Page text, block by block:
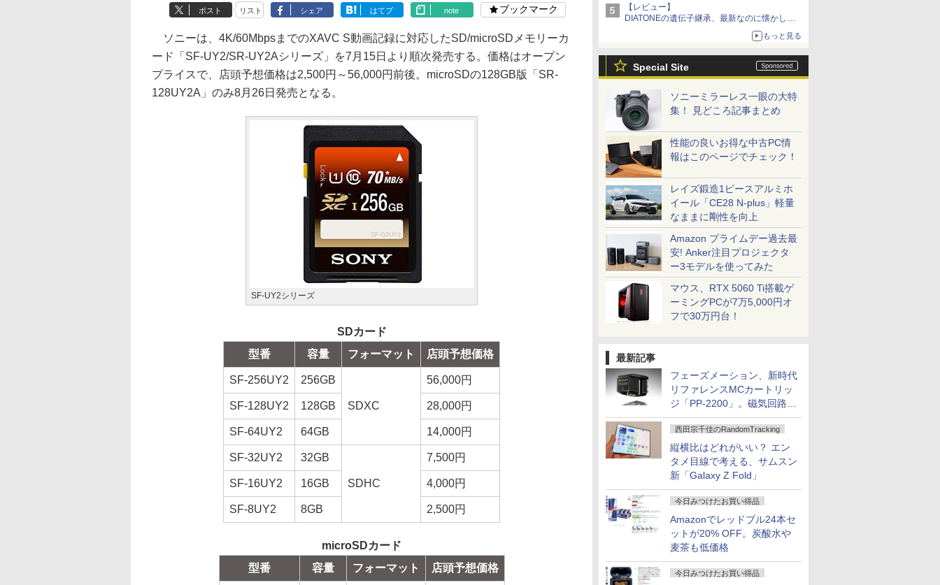
【レビュー】
DIATONEの遺伝子継承、最新なのに懐かし
い“惚れる音”Tecnologia e Cuore「DS-TC52B」
もっと見る
Special Site
ソニーミラーレス一眼の大特
集！ 見どころ記事まとめ
性能の良いお得な中古PC情
報はこのページでチェック！
レイズ鍛造1ピースアルミホ
イール「CE28 N-plus」軽量
なままに剛性を向上
Amazon プライムデー過去最
安! Anker注目プロジェクタ
ー3モデルを使ってみた
マウス、RTX 5060 Ti搭載ゲ
ーミングPCが7万5,000円オ
フで30万円台！
最新記事
フェーズメーション、新時代
リファレンスMCカートリッ
ジ「PP-2200」。磁気回路や
ハウジングを根本から見直し
西田宗千佳のRandomTracking
縦横比はどれがいい？ エン
タメ目線で考える、サムスン
新「Galaxy Z Fold」
今日みつけたお買い得品
Amazonでレッドブル24本セ
ットが20% OFF。炭酸水や
麦茶も低価格
今日みつけたお買い得品
ポスト リスト シェア はてブ note ブックマーク
ソニーは、4K/60MbpsまでのXAVC S動画記録に対応したSD/microSDメモリーカ
ード「SF-UY2/SR-UY2Aシリーズ」を7月15日より順次発売する。価格はオープン
プライスで、店頭予想価格は2,500円～56,000円前後。microSDの128GB版「SR-
128UY2A」のみ8月26日発売となる。
SF-UY2シリーズ
SDカード
型番
容量 フォーマット 店頭予想価格
SF-256UY2 256GB
SDXC
56,000円
SF-128UY2 128GB 28,000円
SF-64UY2 64GB 14,000円
SF-32UY2 32GB
SDHC
7,500円
SF-16UY2 16GB 4,000円
SF-8UY2 8GB 2,500円
microSDカード
型番
容量 フォーマット 店頭予想価格